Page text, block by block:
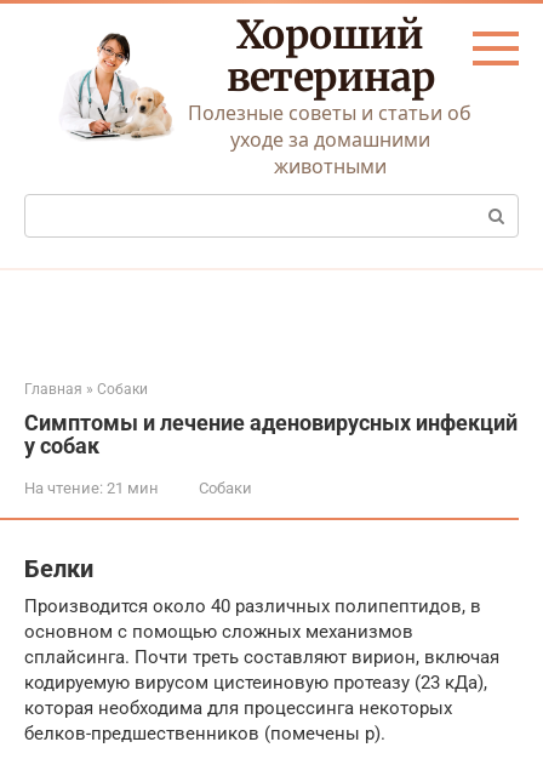
Перейти
Хороший
ветеринар
Полезные советы и статьи об
уходе за домашними
животными
Поиск:
Главная » Собаки
Симптомы и лечение аденовирусных инфекций
у собак
На чтение: 21 мин Собаки
Белки
Производится около 40 различных полипептидов, в
основном с помощью сложных механизмов
сплайсинга. Почти треть составляют вирион, включая
кодируемую вирусом цистеиновую протеазу (23 кДа),
которая необходима для процессинга некоторых
белков-предшественников (помечены p).